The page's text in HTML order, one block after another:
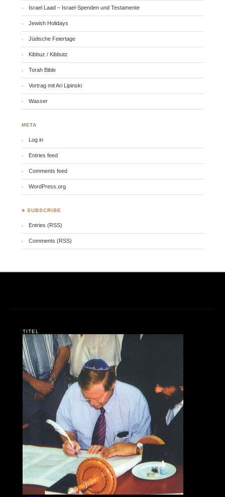
Israel Laad – Israel-Spenden und Testamente
Jewish Holidays
Jüdische Feiertage
Kibbuz / Kibbutz
Torah Bible
Vortrag mit Ari Lipinski
Wasser
META
Log in
Entries feed
Comments feed
WordPress.org
♣ SUBSCRIBE
Entries (RSS)
Comments (RSS)
TITEL